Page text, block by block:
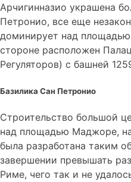
Арчигинназио украшена
Петронио, все еще
доминирует над
стороне расположен
Регуляторов) с башней
Базилика Сан Петронио
Строительство большой
над площадью Маджоре,
была разработана таким
завершении превышать
Риме, чего так и не